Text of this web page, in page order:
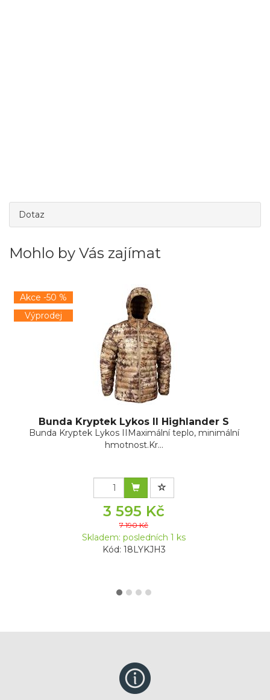
Dotaz
Mohlo by Vás zajímat
Akce -50 %
Výprodej
Bunda Kryptek Lykos II Highlander S
Bunda Kryptek Lykos IIMaximální teplo, minimální
hmotnost.Kr...
3 595 Kč
7 190 Kč
Skladem: posledních 1 ks
Kód: 18LYKJH3